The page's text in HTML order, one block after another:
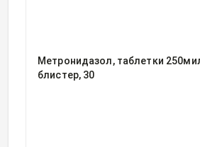
Метронидазол, таблетки
блистер, 30